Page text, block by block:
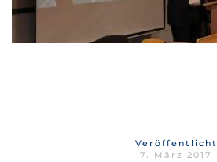
Veröffentlicht
7. März 2017